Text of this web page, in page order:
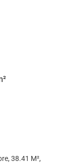
38.41 M²,